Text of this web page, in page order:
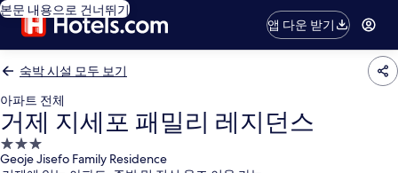
본문 내용으로 건너뛰기
앱 다운 받기
숙박 시설 모두 보기
아파트 전체
거제 지세포 패밀리 레지던스
3.0
성
Geoje Jisefo Family Residence